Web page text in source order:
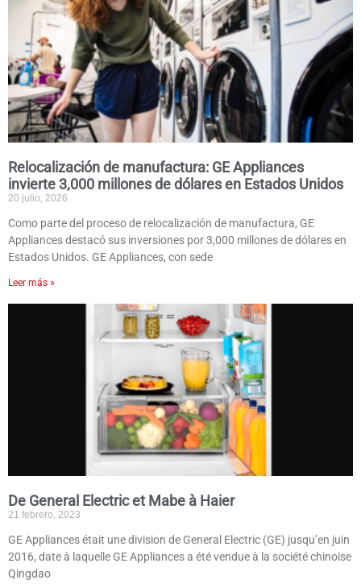
Relocalización de manufactura: GE Appliances
invierte 3,000 millones de dólares en Estados Unidos
20 julio, 2026
Como parte del proceso de relocalización de manufactura, GE
Appliances destacó sus inversiones por 3,000 millones de dólares en
Estados Unidos. GE Appliances, con sede
Leer más »
De General Electric et Mabe à Haier
21 febrero, 2023
GE Appliances était une division de General Electric (GE) jusqu’en juin
2016, date à laquelle GE Appliances a été vendue à la société chinoise
Qingdao